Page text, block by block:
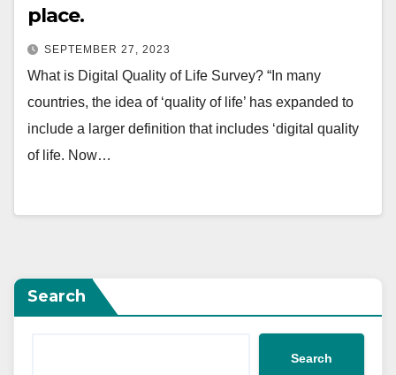
place.
SEPTEMBER 27, 2023
What is Digital Quality of Life Survey? “In many
countries, the idea of ‘quality of life’ has expanded to
include a larger definition that includes ‘digital quality
of life. Now…
Search
Search